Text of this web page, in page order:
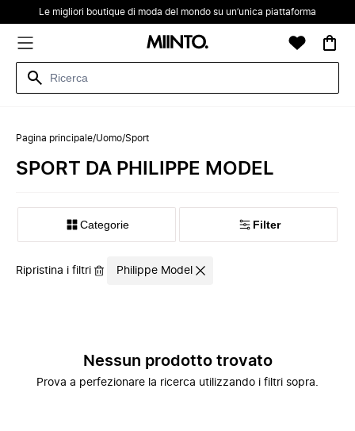
Le migliori boutique di moda del mondo su un’unica piattaforma
Pagina principale/Uomo/Sport
SPORT DA PHILIPPE MODEL
Categorie Filter
Ripristina i filtri Philippe Model
Nessun prodotto trovato
Prova a perfezionare la ricerca utilizzando i filtri sopra.